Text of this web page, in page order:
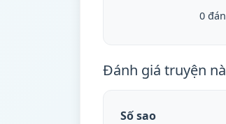
0
Đánh giá truyện
Số sao